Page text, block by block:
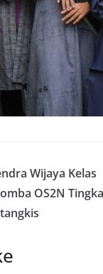
Wijaya Kelas
OS2N